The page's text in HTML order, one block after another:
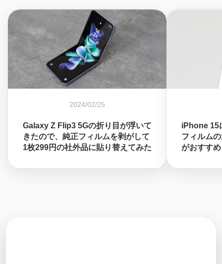
2024/02/25
Galaxy Z Flip3 5Gの折り目が浮いて
きたので、純正フィルムを剥がして
1枚299円の社外品に貼り替えてみた
iPhone 15
フィルム
がおすすめ